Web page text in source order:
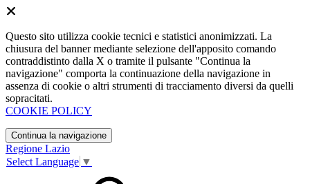
Questo sito utilizza cookie tecnici e statistici anonimizzati. La
chiusura del banner mediante selezione dell'apposito comando
contraddistinto dalla X o tramite il pulsante "Continua la
navigazione" comporta la continuazione della navigazione in
assenza di cookie o altri strumenti di tracciamento diversi da quelli
sopracitati.
COOKIE POLICY
Continua la navigazione
Regione Lazio
Select Language ▼